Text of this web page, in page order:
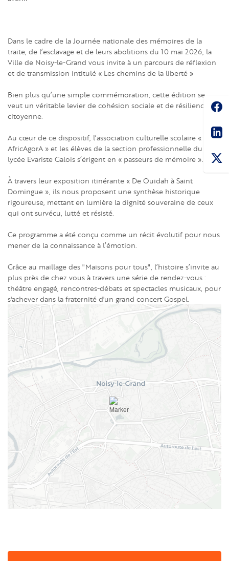
Dans le cadre de la Journée nationale des mémoires de la
traite, de l’esclavage et de leurs abolitions du 10 mai 2026, la
Ville de Noisy-le-Grand vous invite à un parcours de réflexion
et de transmission intitulé « Les chemins de la liberté »
Bien plus qu’une simple commémoration, cette édition se
veut un véritable levier de cohésion sociale et de résilience
citoyenne.
Au cœur de ce dispositif, l’association culturelle scolaire «
AfricAgorA » et les élèves de la section professionnelle du
lycée Evariste Galois s’érigent en « passeurs de mémoire ».
À travers leur exposition itinérante « De Ouidah à Saint
Domingue », ils nous proposent une synthèse historique
rigoureuse, mettant en lumière la dignité souveraine de ceux
qui ont survécu, lutté et résisté.
Ce programme a été conçu comme un récit évolutif pour nous
mener de la connaissance à l’émotion.
Grâce au maillage des "Maisons pour tous", l’histoire s’invite au
plus près de chez vous à travers une série de rendez-vous :
théâtre engagé, rencontres-débats et spectacles musicaux, pour
s'achever dans la fraternité d'un grand concert Gospel.